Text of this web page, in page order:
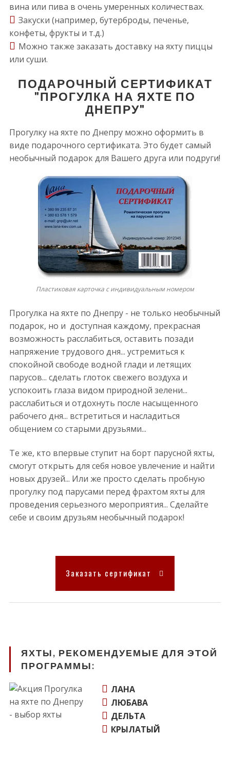
вина или пива в очень умеренных количествах.
Закуски (например, бутерброды, печенье,
конфеты, фрукты и т.д.)
Можно также заказать доставку на яхту пиццы
или суши.
ПОДАРОЧНЫЙ СЕРТИФИКАТ
"ПРОГУЛКА НА ЯХТЕ ПО
ДНЕПРУ"
Прогулку на яхте по Днепру можно оформить в
виде подарочного сертификата. Это будет самый
необычный подарок для Вашего друга или подруги!
Пластиковая карточка с индивидуальным номером
Прогулка на яхте по Днепру - не только необычный
подарок, но и доступная каждому, прекрасная
возможность расслабиться, оставить позади
напряжение трудового дня... устремиться к
спокойной свободе водной глади и летящих
парусов... сделать глоток свежего воздуха и
успокоить глаза видом природной зелени...
расслабиться и отдохнуть после насыщенного
рабочего дня... встретиться и насладиться
общением со старыми друзьями...
Те же, кто впервые ступит на борт парусной яхты,
смогут открыть для себя новое увлечение и найти
новых друзей... Или же просто сделать пробную
прогулку под парусами перед фрахтом яхты для
проведения серьезного мероприятия... Сделайте
себе и своим друзьям необычный подарок!
Заказать сертификат
ЯХТЫ, РЕКОМЕНДУЕМЫЕ ДЛЯ ЭТОЙ
ПРОГРАММЫ:
ЛАНА
ЛЮБАВА
ДЕЛЬТА
КРЫЛАТЫЙ